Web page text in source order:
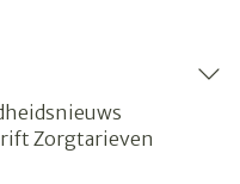
Zorgtarieven